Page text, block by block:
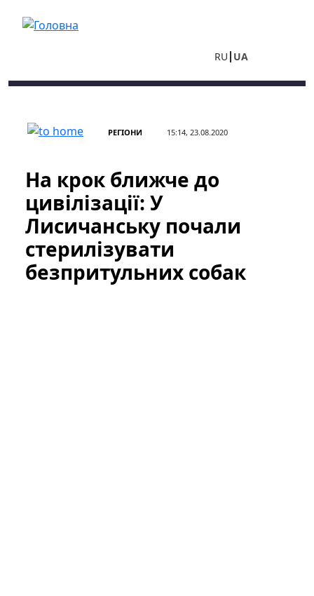
RU UA
РЕГІОНИ 15:14, 23.08.2020
На крок ближче до
цивілізації: У
Лисичанську почали
стерилізувати
безпритульних собак